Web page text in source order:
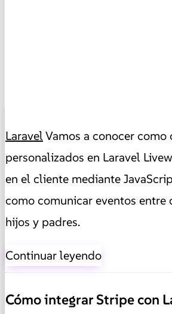
LaravelVamos a conocer como
personalizados en Laravel
en el cliente mediante
como comunicar eventos entre
hijos y padres.
Continuar leyendo
Cómo integrar Stripe con